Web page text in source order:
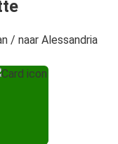
/ naar Alessandria